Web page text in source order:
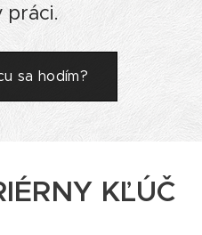
práci.
sa hodím?
KĽÚČ